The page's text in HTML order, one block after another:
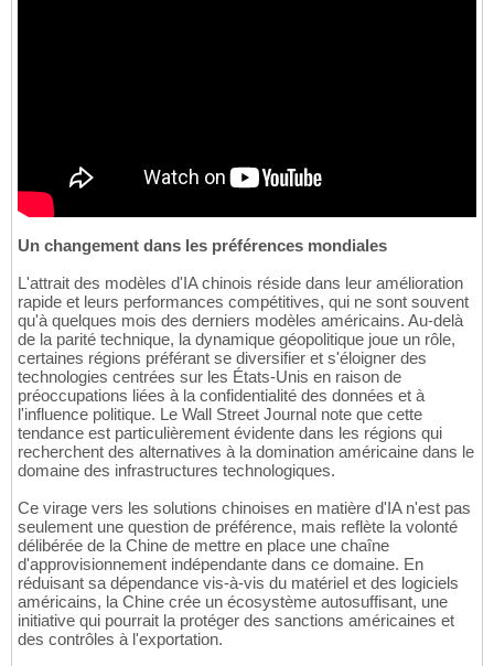
Un changement dans les préférences mondiales
L'attrait des modèles d'IA chinois réside dans leur amélioration
rapide et leurs performances compétitives, qui ne sont souvent
qu'à quelques mois des derniers modèles américains. Au-delà
de la parité technique, la dynamique géopolitique joue un rôle,
certaines régions préférant se diversifier et s'éloigner des
technologies centrées sur les États-Unis en raison de
préoccupations liées à la confidentialité des données et à
l'influence politique. Le Wall Street Journal note que cette
tendance est particulièrement évidente dans les régions qui
recherchent des alternatives à la domination américaine dans le
domaine des infrastructures technologiques.
Ce virage vers les solutions chinoises en matière d'IA n'est pas
seulement une question de préférence, mais reflète la volonté
délibérée de la Chine de mettre en place une chaîne
d'approvisionnement indépendante dans ce domaine. En
réduisant sa dépendance vis-à-vis du matériel et des logiciels
américains, la Chine crée un écosystème autosuffisant, une
initiative qui pourrait la protéger des sanctions américaines et
des contrôles à l'exportation.